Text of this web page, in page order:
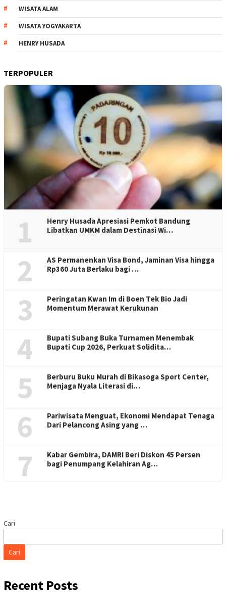
WISATA ALAM
WISATA YOGYAKARTA
HENRY HUSADA
TERPOPULER
1
Henry Husada Apresiasi Pemkot Bandung
Libatkan UMKM dalam Destinasi Wi…
2
AS Permanenkan Visa Bond, Jaminan Visa hingga
Rp360 Juta Berlaku bagi …
3
Peringatan Kwan Im di Boen Tek Bio Jadi
Momentum Merawat Kerukunan
4
Bupati Subang Buka Turnamen Menembak
Bupati Cup 2026, Perkuat Solidita…
5
Berburu Buku Murah di Bikasoga Sport Center,
Menjaga Nyala Literasi di…
6
Pariwisata Menguat, Ekonomi Mendapat Tenaga
Dari Pelancong Asing yang …
7
Kabar Gembira, DAMRI Beri Diskon 45 Persen
bagi Penumpang Kelahiran Ag…
Cari
Cari
Recent Posts